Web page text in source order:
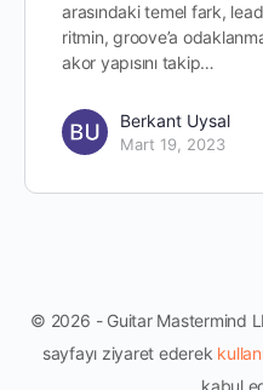
arasındaki temel fark,
ritmin, groove’a
akor yapısını takip…
Berkant Uysal
Mart 19, 2023
© 2026 - Guitar Mastermind
sayfayı ziyaret ederek
kabul